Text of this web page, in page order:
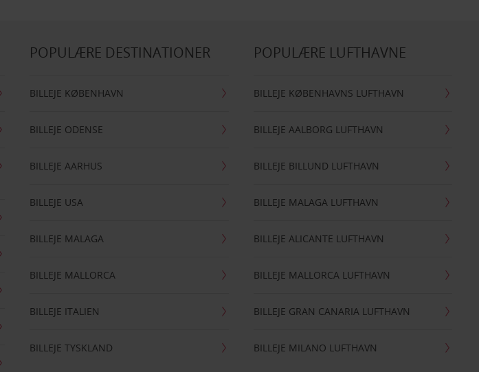
POPULÆRE DESTINATIONER
BILLEJE KØBENHAVN
BILLEJE ODENSE
BILLEJE AARHUS
BILLEJE USA
BILLEJE MALAGA
BILLEJE MALLORCA
BILLEJE ITALIEN
BILLEJE TYSKLAND
POPULÆRE LUFTHAVNE
BILLEJE KØBENHAVNS LUFTHAVN
BILLEJE AALBORG LUFTHAVN
BILLEJE BILLUND LUFTHAVN
BILLEJE MALAGA LUFTHAVN
BILLEJE ALICANTE LUFTHAVN
BILLEJE MALLORCA LUFTHAVN
BILLEJE GRAN CANARIA LUFTHAVN
BILLEJE MILANO LUFTHAVN